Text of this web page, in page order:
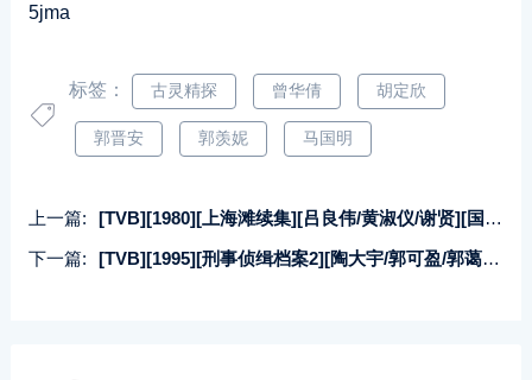
5jma
标签： 古灵精探 曾华倩 胡定欣
郭晋安 郭羡妮 马国明
上一篇:
[TVB][1980][上海滩续集][吕良伟/黄淑仪/谢贤][国粤双语外挂中字][GOTV源码/TS][20集全/每集约800M]
下一篇:
[TVB][1995][刑事侦缉档案2][陶大宇/郭可盈/郭蔼明][国粤双语中字][GOTV源码/MKV][40集全/每集约840M]